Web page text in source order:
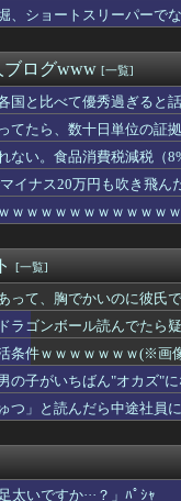
男性が転落… 全身を強く
wwwwwwwww
め込んだ東大教授に懲戒
ｗｗｗ
"オカズ"になるのはこれ
地みたいだと話題に・・
・D・ルフィさん、変わ
に2～3品頼んでおいてく
ｗｗｗｗｗｗ
一族がやばすぎる
げ、どうすれば・・・？
中途社員にすら笑われた
ンスして乗り切る
ｗｗｗｗ
て喜ばせた結果ｗｗｗｗ
けて炎上ｗｗｗｗｗｗｗｗ
キ、変化を遂げる
逝きまくる女ｗｗｗｗｗ
ないと判断した作家は使
と初Hしたらこうなるwww
ズリwwwwwwwww
、ショートスリーパーで
ブログwww [一覧]
国と比べて優秀過ぎると
てたら、数十日単位の証
ない。食品消費税減税（
イナス20万円も吹き飛ん
ｗｗｗｗｗｗｗｗｗｗｗｗ
[一覧]
って、胸でかいのに彼
ラゴンボール読んでた
条件ｗｗｗｗｗｗｗ(※画
男の子がいちばん"オカ
つ」と読んだら中途社員
太いですか···？」ﾊﾟｼｬ